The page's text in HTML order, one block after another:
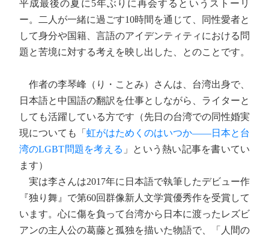
平成最後の夏に5年ぶりに再会するというストーリ
ー。二人が一緒に過ごす10時間を通じて、同性愛者と
して身分や国籍、言語のアイデンティティにおける問
題と苦境に対する考えを映し出した、とのことです。
作者の李琴峰（り・ことみ）さんは、台湾出身で、
日本語と中国語の翻訳を仕事としながら、ライターと
しても活躍している方です（先日の台湾での同性婚実
現についても「 虹がはためくのはいつか——日本と台
湾のLGBT問題を考える 」という熱い記事を書いてい
ます）
実は李さんは2017年に日本語で執筆したデビュー作
『独り舞』で第60回群像新人文学賞優秀作を受賞して
います。心に傷を負って台湾から日本に渡ったレズビ
アンの主人公の葛藤と孤独を描いた物語で、「人間の